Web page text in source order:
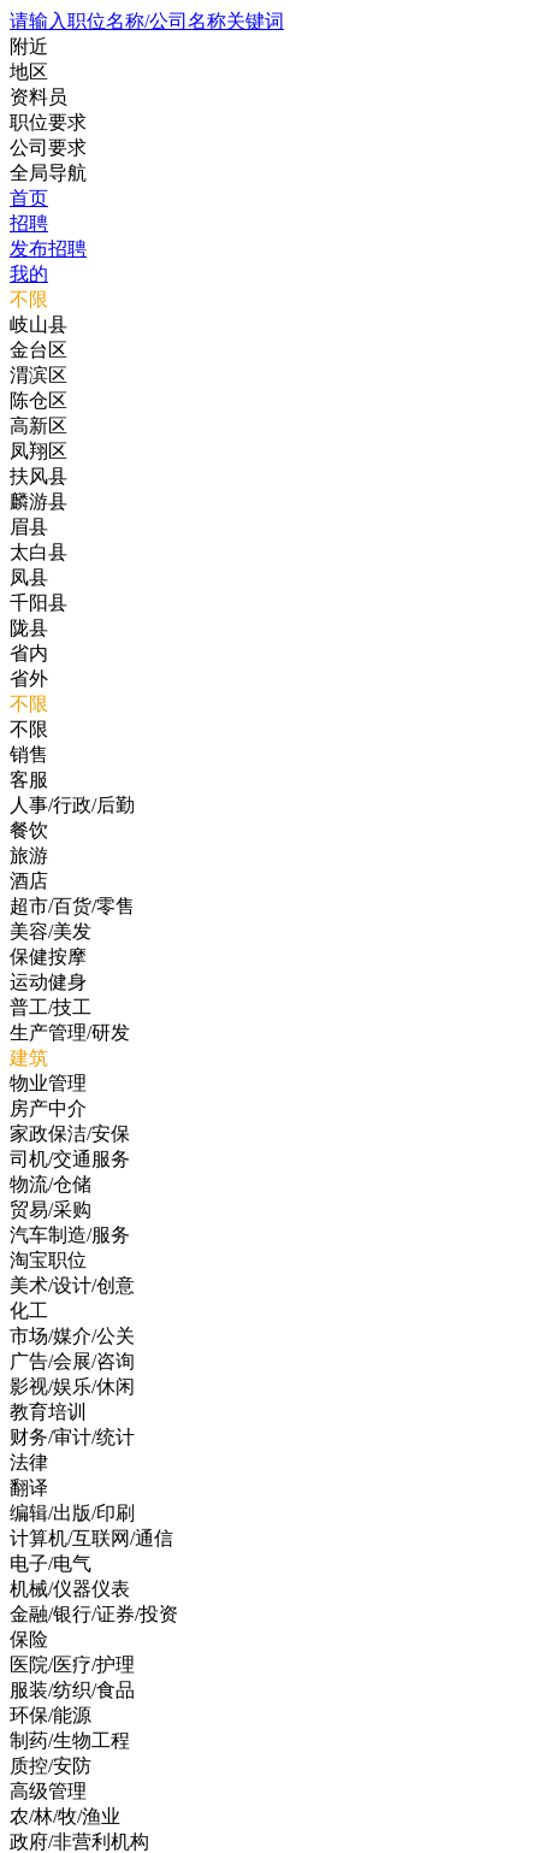
请输入职位名称/公司名称关键词
附近
地区
资料员
职位要求
公司要求
全局导航
首页
招聘
发布招聘
我的
不限
岐山县
金台区
渭滨区
陈仓区
高新区
凤翔区
扶风县
麟游县
眉县
太白县
凤县
千阳县
陇县
省内
省外
不限
不限
销售
客服
人事/行政/后勤
餐饮
旅游
酒店
超市/百货/零售
美容/美发
保健按摩
运动健身
普工/技工
生产管理/研发
建筑
物业管理
房产中介
家政保洁/安保
司机/交通服务
物流/仓储
贸易/采购
汽车制造/服务
淘宝职位
美术/设计/创意
化工
市场/媒介/公关
广告/会展/咨询
影视/娱乐/休闲
教育培训
财务/审计/统计
法律
翻译
编辑/出版/印刷
计算机/互联网/通信
电子/电气
机械/仪器仪表
金融/银行/证券/投资
保险
医院/医疗/护理
服装/纺织/食品
环保/能源
制药/生物工程
质控/安防
高级管理
农/林/牧/渔业
政府/非营利机构